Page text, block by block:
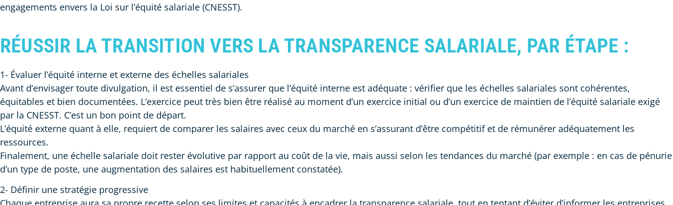
engagements envers la Loi sur l’équité salariale (CNESST).
RÉUSSIR LA TRANSITION VERS LA TRANSPARENCE SALARIALE, PAR ÉTAPE :
1- Évaluer l’équité interne et externe des échelles salariales
Avant d’envisager toute divulgation, il est essentiel de s’assurer que l’équité interne est adéquate : vérifier que les échelles salariales sont cohérentes,
équitables et bien documentées. L’exercice peut très bien être réalisé au moment d’un exercice initial ou d’un exercice de maintien de l’équité salariale exigé
par la CNESST. C’est un bon point de départ.
L’équité externe quant à elle, requiert de comparer les salaires avec ceux du marché en s’assurant d’être compétitif et de rémunérer adéquatement les
ressources.
Finalement, une échelle salariale doit rester évolutive par rapport au coût de la vie, mais aussi selon les tendances du marché (par exemple : en cas de pénurie
d’un type de poste, une augmentation des salaires est habituellement constatée).
2- Définir une stratégie progressive